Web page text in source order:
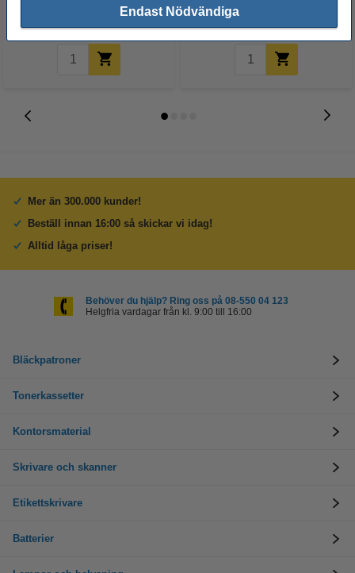
Endast Nödvändiga
Inkl. 25% Moms 1 000 kr
Mer än 300.000 kunder!
Beställ innan 16:00 så skickar vi idag!
Alltid låga priser!
Behöver du hjälp? Ring oss på 08-550 04 123
Helgfria vardagar från kl. 9:00 till 16:00
Bläckpatroner
Tonerkassetter
Kontorsmaterial
Skrivare och skanner
Etikettskrivare
Batterier